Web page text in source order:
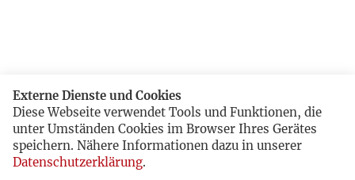
Externe Dienste und Cookies
Diese Webseite verwendet Tools und Funktionen, die
unter Umständen Cookies im Browser Ihres Gerätes
speichern. Nähere Informationen dazu in unserer
Datenschutzerklärung.